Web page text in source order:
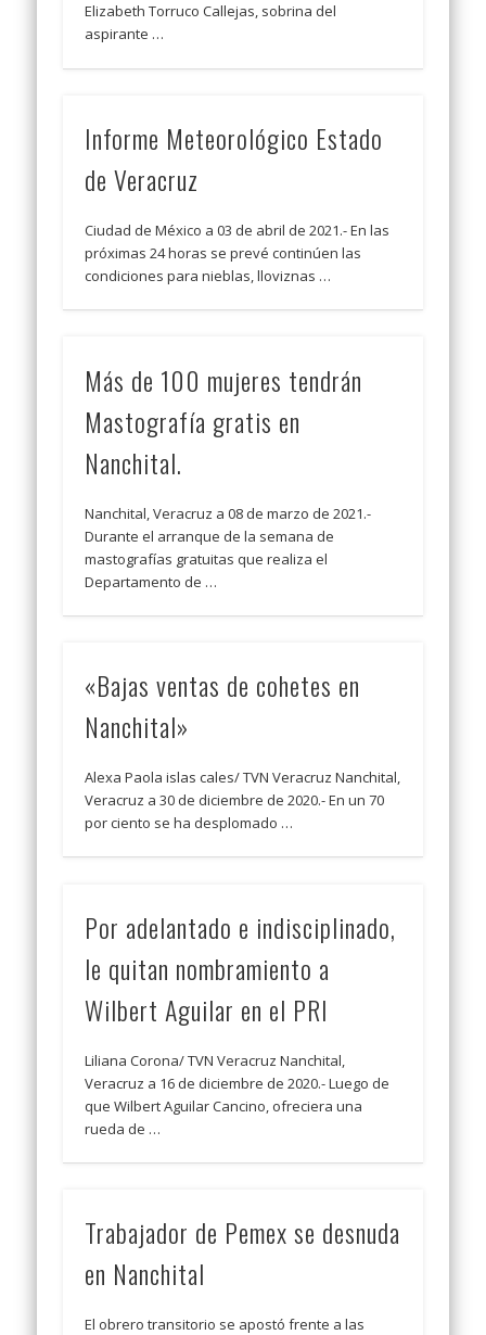
Elizabeth Torruco Callejas, sobrina del
aspirante …
Informe Meteorológico Estado
de Veracruz
Ciudad de México a 03 de abril de 2021.- En las
próximas 24 horas se prevé continúen las
condiciones para nieblas, lloviznas …
Más de 100 mujeres tendrán
Mastografía gratis en
Nanchital.
Nanchital, Veracruz a 08 de marzo de 2021.-
Durante el arranque de la semana de
mastografías gratuitas que realiza el
Departamento de …
«Bajas ventas de cohetes en
Nanchital»
Alexa Paola islas cales/ TVN Veracruz Nanchital,
Veracruz a 30 de diciembre de 2020.- En un 70
por ciento se ha desplomado …
Por adelantado e indisciplinado,
le quitan nombramiento a
Wilbert Aguilar en el PRI
Liliana Corona/ TVN Veracruz Nanchital,
Veracruz a 16 de diciembre de 2020.- Luego de
que Wilbert Aguilar Cancino, ofreciera una
rueda de …
Trabajador de Pemex se desnuda
en Nanchital
El obrero transitorio se apostó frente a las